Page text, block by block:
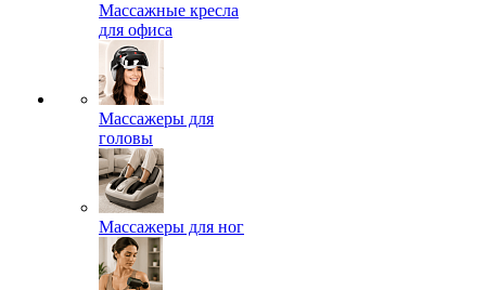
Массажные кресла
для офиса
Массажеры для
головы
Массажеры для ног